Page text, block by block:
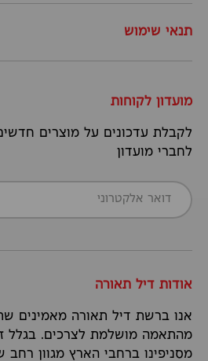
תנאי שימוש
מועדון לקוחות
לקבלת עדכונים על מוצרים
לחברי מועדון
דואר אלקטרוני
אודות דיל תאורה
אנו ברשת דיל תאורה מאמינים
מהתאמה מושלמת לצרכים. בגלל
מסניפינו ברחבי הארץ מגוון רחב